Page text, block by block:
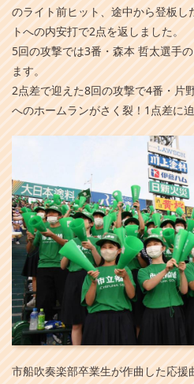
のライト前ヒット、途中から登板
トへの内安打で2点を返しました。
5回の攻撃では3番・森本 哲太選手
ます。
2点差で迎えた8回の攻撃で4番・片
へのホームランがさく裂！1点差に迫
市船吹奏楽部卒業生が作曲した応